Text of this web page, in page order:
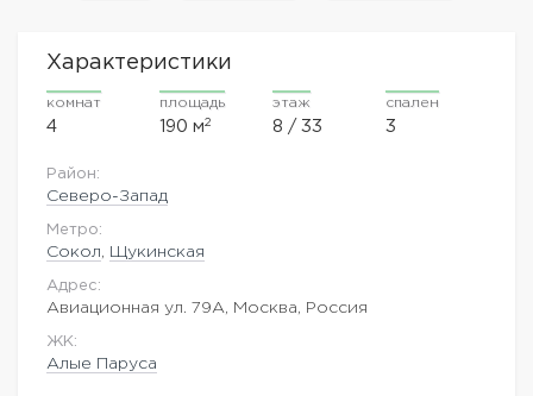
Характеристики
комнат
4
площадь
190 м2
этаж
8 / 33
спален
3
Район:
Северо-Запад
Метро:
Сокол Щукинская
Адрес:
Авиационная ул. 79А, Москва, Россия
ЖK:
Алые Паруса